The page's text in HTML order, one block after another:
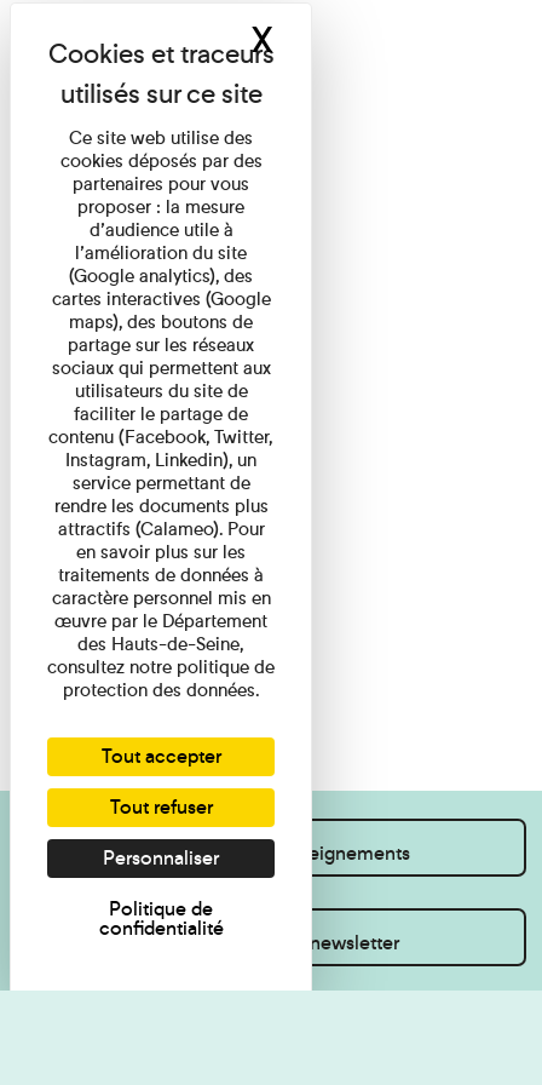
Je souhaite des renseignements
Inscrivez-vous à la newsletter
Ce site web utilise des
cookies déposés par des
partenaires pour vous
proposer : la mesure
d’audience utile à
l’amélioration du site
(Google analytics), des
cartes interactives (Google
maps), des boutons de
partage sur les réseaux
sociaux qui permettent aux
utilisateurs du site de
faciliter le partage de
contenu (Facebook, Twitter,
Instagram, Linkedin), un
service permettant de
rendre les documents plus
attractifs (Calameo). Pour
en savoir plus sur les
traitements de données à
caractère personnel mis en
œuvre par le Département
des Hauts-de-Seine,
consultez notre politique de
protection des données.
Tout accepter
Tout refuser
Personnaliser
Politique de
confidentialité
XMasquer le